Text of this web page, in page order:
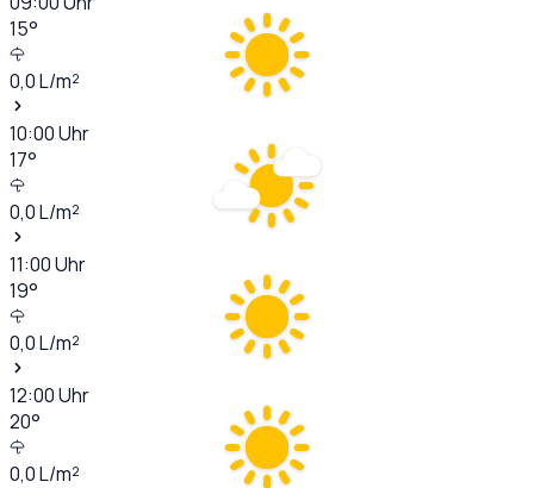
15°
0,0L/m²
10:00Uhr
17°
0,0L/m²
11:00Uhr
19°
0,0L/m²
12:00Uhr
20°
0,0L/m²